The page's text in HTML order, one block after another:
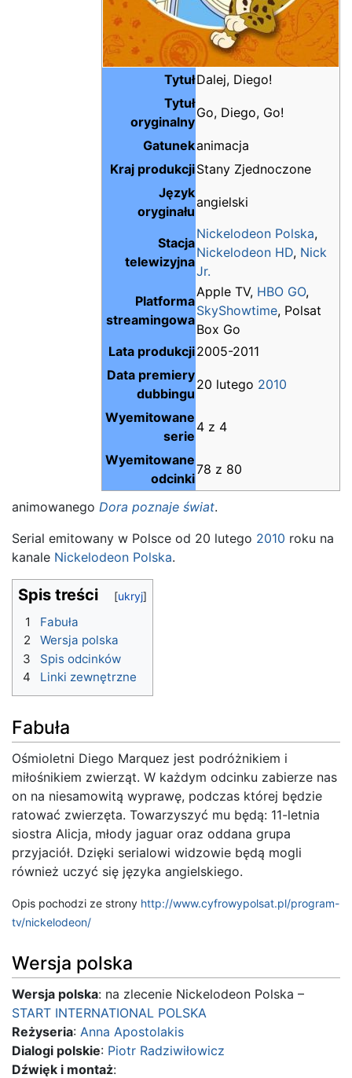
TytułDalej, Diego!
Tytuł
oryginalny
Go, Diego, Go!
Gatunekanimacja
Kraj produkcjiStany Zjednoczone
Język
oryginału
angielski
Stacja
telewizyjna
Nickelodeon Polska,
Nickelodeon HD, Nick
Jr.
Platforma
streamingowa
Apple TV, HBO GO,
SkyShowtime, Polsat
Box Go
Lata produkcji2005-2011
Data premiery
dubbingu
20 lutego 2010
Wyemitowane
serie
4 z 4
Wyemitowane
odcinki
78 z 80
animowanego Dora poznaje świat.
Serial emitowany w Polsce od 20 lutego 2010 roku na
kanale Nickelodeon Polska.
Spis treści
1
Fabuła
2
Wersja polska
3
Spis odcinków
4
Linki zewnętrzne
Fabuła
Ośmioletni Diego Marquez jest podróżnikiem i
miłośnikiem zwierząt. W każdym odcinku zabierze nas
on na niesamowitą wyprawę, podczas której będzie
ratować zwierzęta. Towarzyszyć mu będą: 11-letnia
siostra Alicja, młody jaguar oraz oddana grupa
przyjaciół. Dzięki serialowi widzowie będą mogli
również uczyć się języka angielskiego.
Opis pochodzi ze strony http://www.cyfrowypolsat.pl/program-
tv/nickelodeon/
Wersja polska
Wersja polska: na zlecenie Nickelodeon Polska –
START INTERNATIONAL POLSKA
Reżyseria: Anna Apostolakis
Dialogi polskie: Piotr Radziwiłowicz
Dźwięk i montaż: